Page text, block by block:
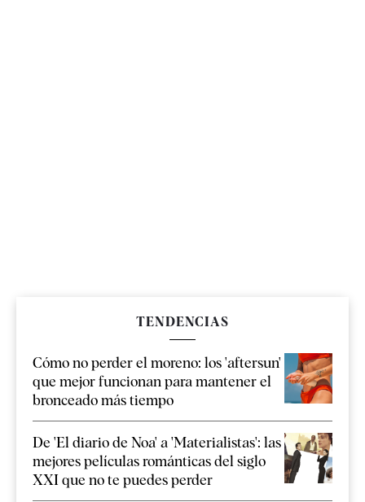
TENDENCIAS
Cómo no perder el moreno: los 'aftersun'
que mejor funcionan para mantener el
bronceado más tiempo
De 'El diario de Noa' a 'Materialistas': las
mejores películas románticas del siglo
XXI que no te puedes perder